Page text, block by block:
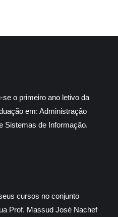
o primeiro ano letivo da
em: Administração
Sistemas de Informação.
cursos no conjunto
Prof. Massud José Nachef